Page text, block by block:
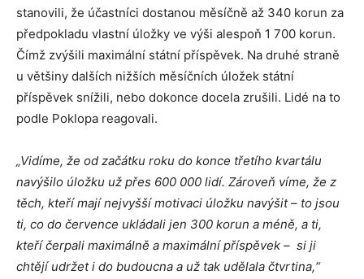
stanovili, že účastníci dostanou měsíčně až 340 korun za
předpokladu vlastní úložky ve výši alespoň 1 700 korun.
Čímž zvýšili maximální státní příspěvek. Na druhé straně
u většiny dalších nižších měsíčních úložek státní
příspěvek snížili, nebo dokonce docela zrušili. Lidé na to
podle Poklopa reagovali.
„Vidíme, že od začátku roku do konce třetího kvartálu
navýšilo úložku už přes 600 000 lidí. Zároveň víme, že z
těch, kteří mají nejvyšší motivaci úložku navýšit – to jsou
ti, co do července ukládali jen 300 korun a méně, a ti,
kteří čerpali maximálně a maximální příspěvek – si ji
chtějí udržet i do budoucna a už tak udělala čtvrtina,“